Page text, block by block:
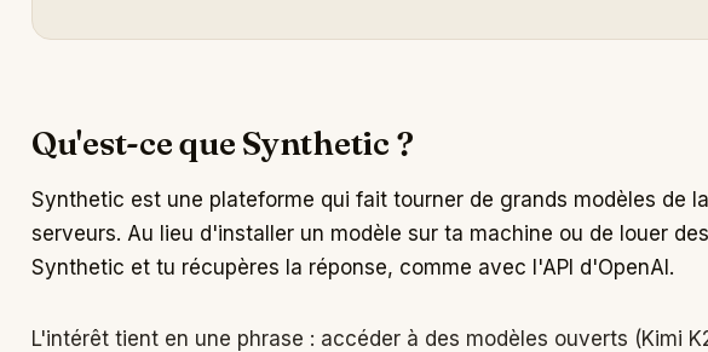
Qu'est-ce que Synthetic ?
Synthetic est une plateforme qui fait tourner de grands modèles de
serveurs. Au lieu d'installer un modèle sur ta machine ou de louer
Synthetic et tu récupères la réponse, comme avec l'API d'OpenAI.
L'intérêt tient en une phrase : accéder à des modèles ouverts (Kimi